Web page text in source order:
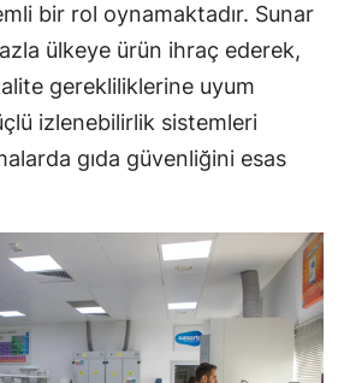
bir rol oynamaktadır. Sunar
ülkeye ürün ihraç ederek,
gerekliliklerine uyum
izlenebilirlik sistemleri
gıda güvenliğini esas